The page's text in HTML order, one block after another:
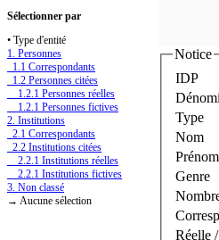
Sélectionner par
• Type d'entité
1. Personnes
1.1 Correspondants
1.2 Personnes citées
1.2.1 Personnes réelles
1.2.1 Personnes fictives
2. Institutions
2.1 Correspondants
2.2 Institutions citées
2.2.1 Institutions réelles
2.2.1 Institutions fictives
3. Non classé
→ Aucune sélection
Notice
IDP
Type
Nom
Genre
Réelle